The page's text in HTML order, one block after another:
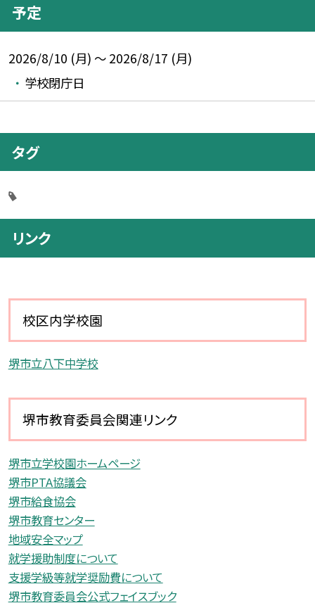
予定
2026/8/10 (月) ～ 2026/8/17 (月)
学校閉庁日
タグ
リンク
校区内学校園
堺市立八下中学校
堺市教育委員会関連リンク
堺市立学校園ホームページ
堺市PTA協議会
堺市給食協会
堺市教育センター
地域安全マップ
就学援助制度について
支援学級等就学奨励費について
堺市教育委員会公式フェイスブック